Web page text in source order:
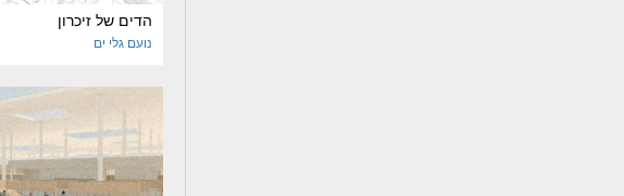
הדים של זיכרון
נועםגלי ים